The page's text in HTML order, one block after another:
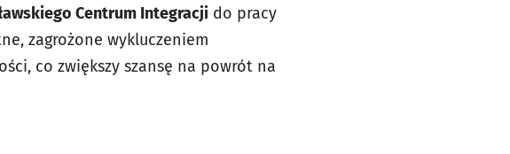
Centrum Integracji do pracy
zagrożone wykluczeniem
co zwiększy szansę na powrót na